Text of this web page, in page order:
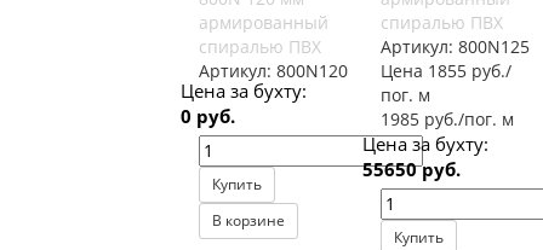
армированный
спиралью ПВХ
Артикул:800N120
Цена за бухту:
0 руб.
Купить
В корзине
спиралью ПВХ
Артикул: 800N125
Цена 1855 руб./
пог. м
1985 руб./пог. м
Цена за бухту:
55650 руб.
Купить